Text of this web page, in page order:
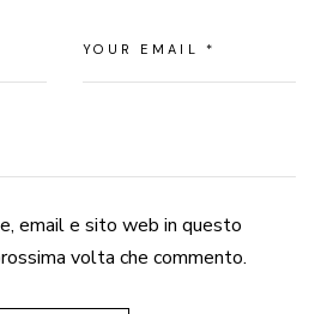
email e sito web in questo
volta che commento.